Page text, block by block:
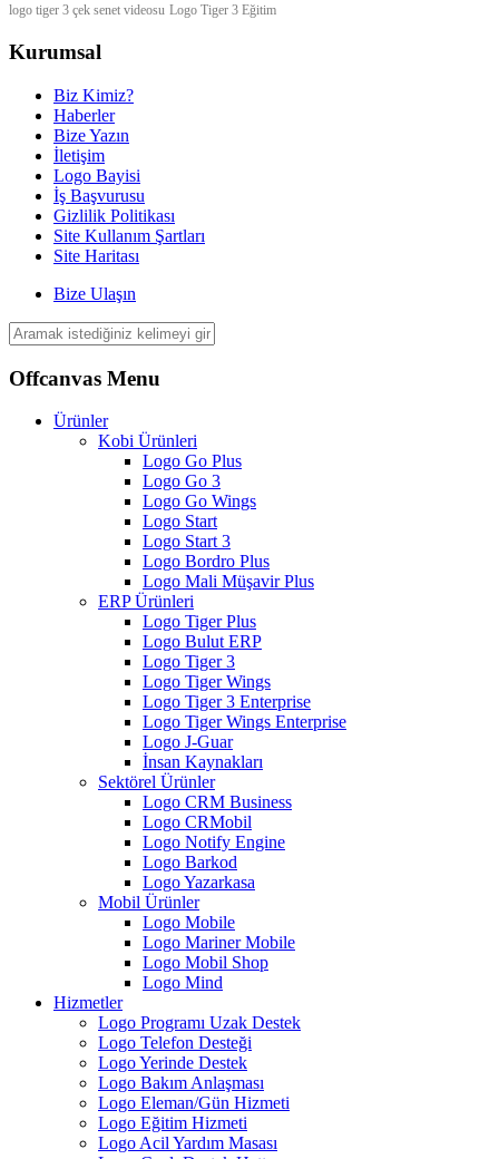
logo tiger 3 çek senet videosu Logo Tiger 3 Eğitim
Kurumsal
Biz Kimiz?
Haberler
Bize Yazın
İletişim
Logo Bayisi
İş Başvurusu
Gizlilik Politikası
Site Kullanım Şartları
Site Haritası
Bize Ulaşın
Offcanvas Menu
Ürünler
Kobi Ürünleri
Logo Go Plus
Logo Go 3
Logo Go Wings
Logo Start
Logo Start 3
Logo Bordro Plus
Logo Mali Müşavir Plus
ERP Ürünleri
Logo Tiger Plus
Logo Bulut ERP
Logo Tiger 3
Logo Tiger Wings
Logo Tiger 3 Enterprise
Logo Tiger Wings Enterprise
Logo J-Guar
İnsan Kaynakları
Sektörel Ürünler
Logo CRM Business
Logo CRMobil
Logo Notify Engine
Logo Barkod
Logo Yazarkasa
Mobil Ürünler
Logo Mobile
Logo Mariner Mobile
Logo Mobil Shop
Logo Mind
Hizmetler
Logo Programı Uzak Destek
Logo Telefon Desteği
Logo Yerinde Destek
Logo Bakım Anlaşması
Logo Eleman/Gün Hizmeti
Logo Eğitim Hizmeti
Logo Acil Yardım Masası